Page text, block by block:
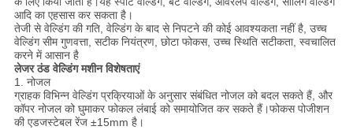
आदि का एहसास कर सकता है।
तेजी से वेल्डिंग की गति, वेल्डिंग के बाद से निपटने की कोई आवश्यकता नहीं है, उच्च
वेल्डिंग सीम गुणवत्ता, सटीक नियंत्रण, छोटा फोकस, उच्च स्थिति सटीकता, स्वचालित
करने में आसान है
लेजर ठंड वेल्डिंग मशीन विशेषताएं
1. नोजल
ग्राहक विभिन्न वेल्डिंग प्रक्रियाओं के अनुसार संबंधित नोजल को बदल सकते हैं, और
कॉपर नोजल को घुमाकर फोकल लंबाई को समायोजित कर सकते हैं।फोकस पोजीशन
की एडजस्टेबल रेंज ±15mm है।